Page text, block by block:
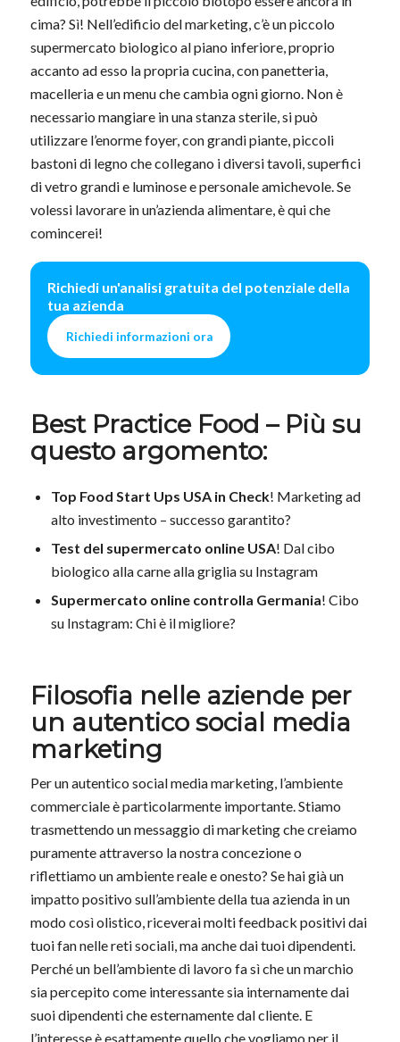
cima? Sì! Nell’edificio del marketing, c’è un piccolo
supermercato biologico al piano inferiore, proprio
accanto ad esso la propria cucina, con panetteria,
macelleria e un menu che cambia ogni giorno. Non è
necessario mangiare in una stanza sterile, si può
utilizzare l’enorme foyer, con grandi piante, piccoli
bastoni di legno che collegano i diversi tavoli, superfici
di vetro grandi e luminose e personale amichevole. Se
volessi lavorare in un’azienda alimentare, è qui che
comincerei!
Richiedi un'analisi gratuita del potenziale della
tua azienda
Richiedi informazioni ora
Best Practice Food – Più su
questo argomento:
Top Food Start Ups USA in Check! Marketing ad
alto investimento – successo garantito?
Test del supermercato online USA! Dal cibo
biologico alla carne alla griglia su Instagram
Supermercato online controlla Germania! Cibo
su Instagram: Chi è il migliore?
Filosofia nelle aziende per
un autentico social media
marketing
Per un autentico social media marketing, l’ambiente
commerciale è particolarmente importante. Stiamo
trasmettendo un messaggio di marketing che creiamo
puramente attraverso la nostra concezione o
riflettiamo un ambiente reale e onesto? Se hai già un
impatto positivo sull’ambiente della tua azienda in un
modo così olistico, riceverai molti feedback positivi dai
tuoi fan nelle reti sociali, ma anche dai tuoi dipendenti.
Perché un bell’ambiente di lavoro fa sì che un marchio
sia percepito come interessante sia internamente dai
suoi dipendenti che esternamente dal cliente. E
l’interesse è esattamente quello che vogliamo per il